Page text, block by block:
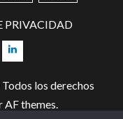
PRIVACIDAD
LinkedIn
los derechos
themes.